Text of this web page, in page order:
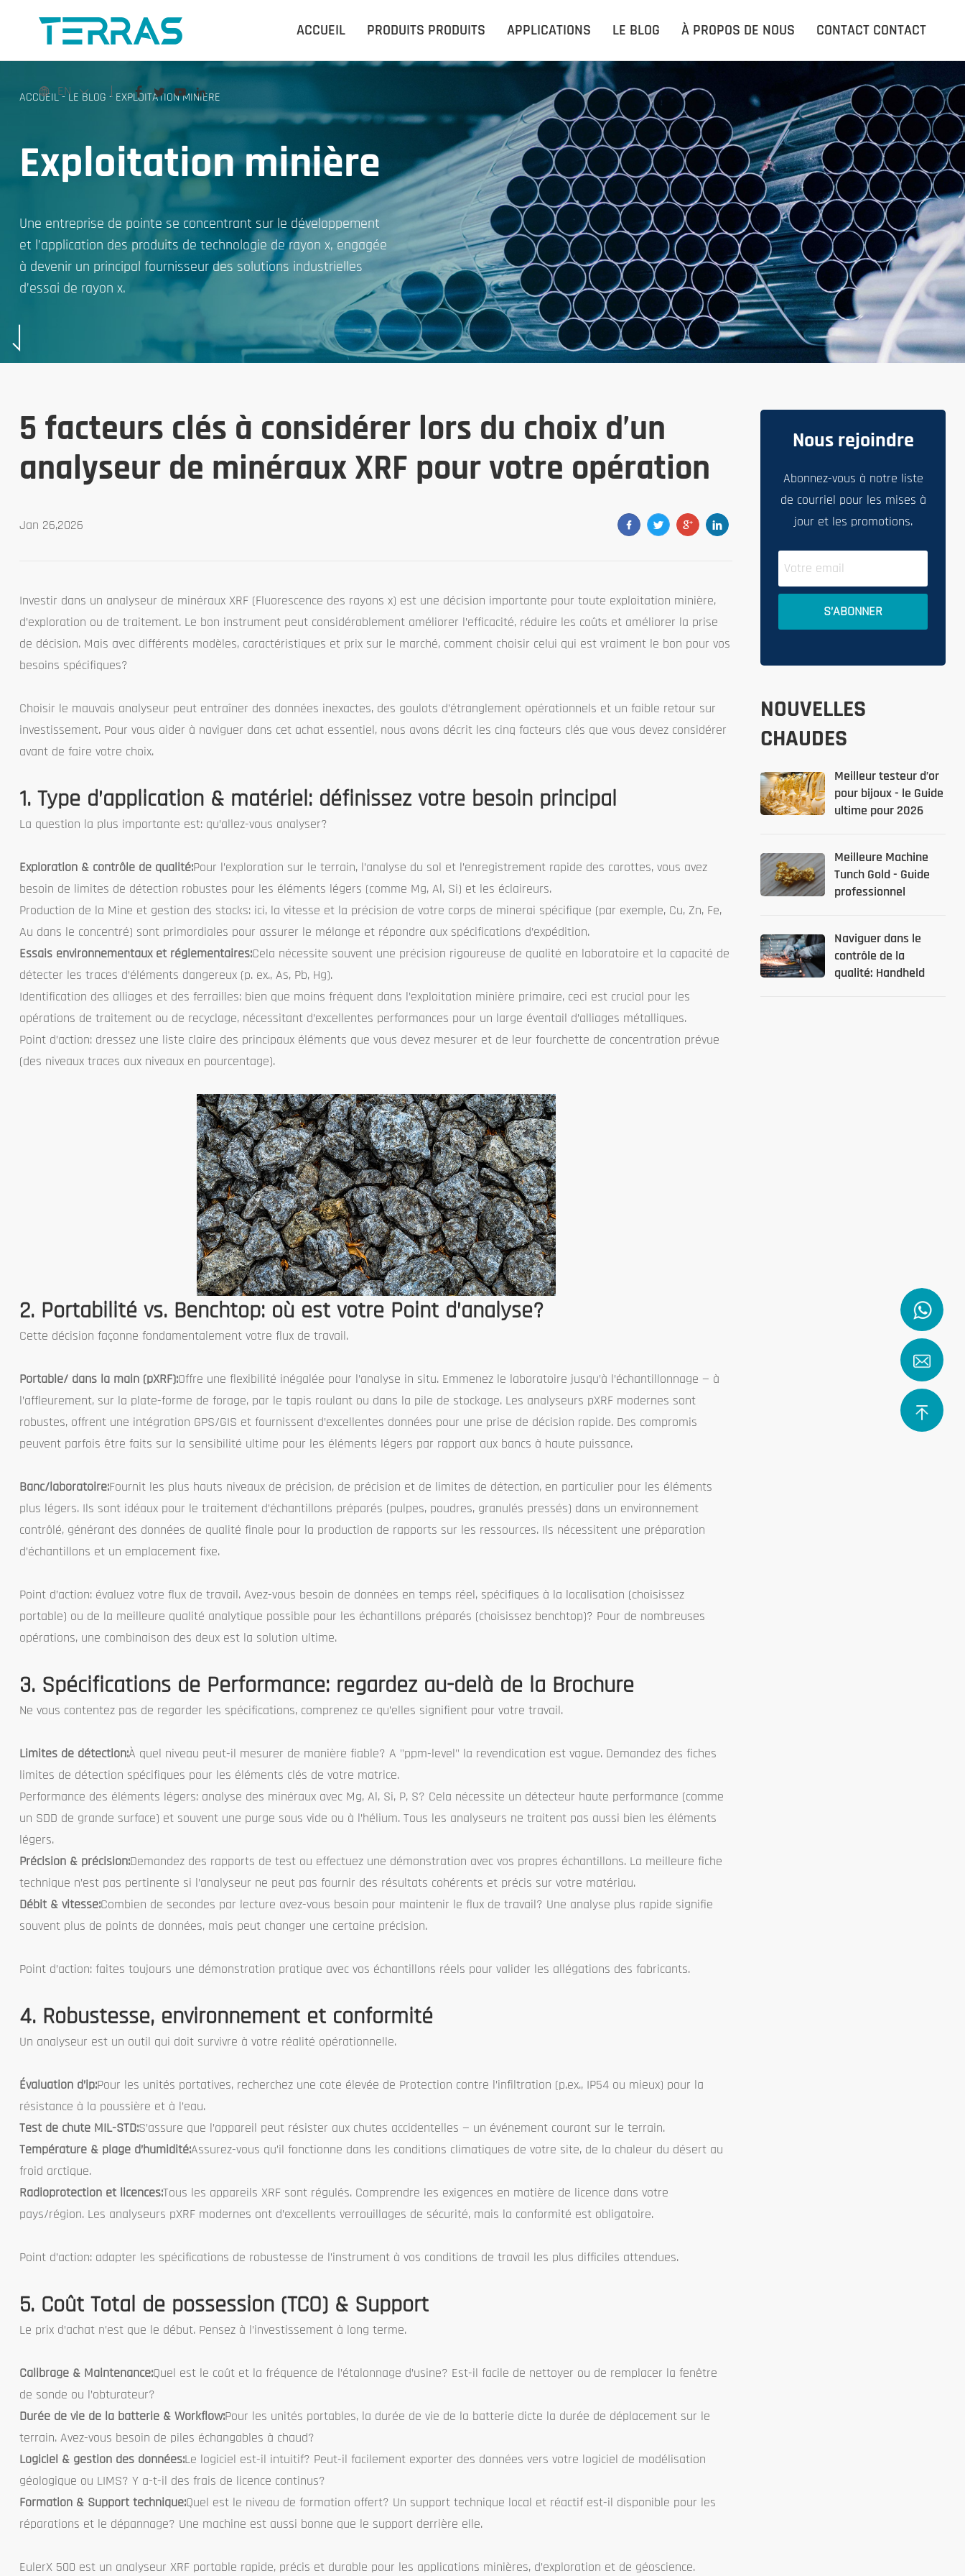
ACCUEIL PRODUITS PRODUITS APPLICATIONS LE BLOG À PROPOS DE NOUS CONTACT CONTACT
EN
ACCUEIL
PRODUITS PRODUITS
APPLICATIONS
LE BLOG
À PROPOS DE NOUS
CONTACT CONTACT
ACCUEIL-LE BLOG - EXPLOITATION MINIÈRE
Exploitation minière
Une entreprise de pointe se concentrant sur le développement
et l’application des produits de technologie de rayon x, engagée
à devenir un principal fournisseur des solutions industrielles
d’essai de rayon x.
5 facteurs clés à considérer lors du choix d’un
analyseur de minéraux XRF pour votre opération
Jan 26,2026
Investir dans un analyseur de minéraux XRF (Fluorescence des rayons x) est une décision importante pour toute exploitation minière,
d’exploration ou de traitement. Le bon instrument peut considérablement améliorer l’efficacité, réduire les coûts et améliorer la prise
de décision. Mais avec différents modèles, caractéristiques et prix sur le marché, comment choisir celui qui est vraiment le bon pour vos
besoins spécifiques?
Choisir le mauvais analyseur peut entraîner des données inexactes, des goulots d’étranglement opérationnels et un faible retour sur
investissement. Pour vous aider à naviguer dans cet achat essentiel, nous avons décrit les cinq facteurs clés que vous devez considérer
avant de faire votre choix.
1. Type d’application & matériel: définissez votre besoin principal
La question la plus importante est: qu’allez-vous analyser?
Exploration & contrôle de qualité:Pour l’exploration sur le terrain, l’analyse du sol et l’enregistrement rapide des carottes, vous avez
besoin de limites de détection robustes pour les éléments légers (comme Mg, Al, Si) et les éclaireurs.
Production de la Mine et gestion des stocks: ici, la vitesse et la précision de votre corps de minerai spécifique (par exemple, Cu, Zn, Fe,
Au dans le concentré) sont primordiales pour assurer le mélange et répondre aux spécifications d’expédition.
Essais environnementaux et réglementaires:Cela nécessite souvent une précision rigoureuse de qualité en laboratoire et la capacité de
détecter les traces d’éléments dangereux (p. ex., As, Pb, Hg).
Identification des alliages et des ferrailles: bien que moins fréquent dans l’exploitation minière primaire, ceci est crucial pour les
opérations de traitement ou de recyclage, nécessitant d’excellentes performances pour un large éventail d’alliages métalliques.
Point d’action: dressez une liste claire des principaux éléments que vous devez mesurer et de leur fourchette de concentration prévue
(des niveaux traces aux niveaux en pourcentage).
2. Portabilité vs. Benchtop: où est votre Point d’analyse?
Cette décision façonne fondamentalement votre flux de travail.
Portable/ dans la main (pXRF):Offre une flexibilité inégalée pour l’analyse in situ. Emmenez le laboratoire jusqu’à l’échantillonnage — à
l’affleurement, sur la plate-forme de forage, par le tapis roulant ou dans la pile de stockage. Les analyseurs pXRF modernes sont
robustes, offrent une intégration GPS/GIS et fournissent d’excellentes données pour une prise de décision rapide. Des compromis
peuvent parfois être faits sur la sensibilité ultime pour les éléments légers par rapport aux bancs à haute puissance.
Banc/laboratoire:Fournit les plus hauts niveaux de précision, de précision et de limites de détection, en particulier pour les éléments
plus légers. Ils sont idéaux pour le traitement d’échantillons préparés (pulpes, poudres, granulés pressés) dans un environnement
contrôlé, générant des données de qualité finale pour la production de rapports sur les ressources. Ils nécessitent une préparation
d’échantillons et un emplacement fixe.
Point d’action: évaluez votre flux de travail. Avez-vous besoin de données en temps réel, spécifiques à la localisation (choisissez
portable) ou de la meilleure qualité analytique possible pour les échantillons préparés (choisissez benchtop)? Pour de nombreuses
opérations, une combinaison des deux est la solution ultime.
3. Spécifications de Performance: regardez au-delà de la Brochure
Ne vous contentez pas de regarder les spécifications, comprenez ce qu’elles signifient pour votre travail.
Limites de détection:À quel niveau peut-il mesurer de manière fiable? A "ppm-level" la revendication est vague. Demandez des fiches
limites de détection spécifiques pour les éléments clés de votre matrice.
Performance des éléments légers: analyse des minéraux avec Mg, Al, Si, P, S? Cela nécessite un détecteur haute performance (comme
un SDD de grande surface) et souvent une purge sous vide ou à l’hélium. Tous les analyseurs ne traitent pas aussi bien les éléments
légers.
Précision & précision:Demandez des rapports de test ou effectuez une démonstration avec vos propres échantillons. La meilleure fiche
technique n’est pas pertinente si l’analyseur ne peut pas fournir des résultats cohérents et précis sur votre matériau.
Débit & vitesse:Combien de secondes par lecture avez-vous besoin pour maintenir le flux de travail? Une analyse plus rapide signifie
souvent plus de points de données, mais peut changer une certaine précision.
Point d’action: faites toujours une démonstration pratique avec vos échantillons réels pour valider les allégations des fabricants.
4. Robustesse, environnement et conformité
Un analyseur est un outil qui doit survivre à votre réalité opérationnelle.
Évaluation d’ip:Pour les unités portatives, recherchez une cote élevée de Protection contre l’infiltration (p.ex., IP54 ou mieux) pour la
résistance à la poussière et à l’eau.
Test de chute MIL-STD:S’assure que l’appareil peut résister aux chutes accidentelles — un événement courant sur le terrain.
Température & plage d’humidité:Assurez-vous qu’il fonctionne dans les conditions climatiques de votre site, de la chaleur du désert au
froid arctique.
Radioprotection et licences:Tous les appareils XRF sont régulés. Comprendre les exigences en matière de licence dans votre
pays/région. Les analyseurs pXRF modernes ont d’excellents verrouillages de sécurité, mais la conformité est obligatoire.
Point d’action: adapter les spécifications de robustesse de l’instrument à vos conditions de travail les plus difficiles attendues.
5. Coût Total de possession (TCO) & Support
Le prix d’achat n’est que le début. Pensez à l’investissement à long terme.
Calibrage & Maintenance:Quel est le coût et la fréquence de l’étalonnage d’usine? Est-il facile de nettoyer ou de remplacer la fenêtre
de sonde ou l’obturateur?
Durée de vie de la batterie & Workflow:Pour les unités portables, la durée de vie de la batterie dicte la durée de déplacement sur le
terrain. Avez-vous besoin de piles échangables à chaud?
Logiciel & gestion des données:Le logiciel est-il intuitif? Peut-il facilement exporter des données vers votre logiciel de modélisation
géologique ou LIMS? Y a-t-il des frais de licence continus?
Formation & Support technique:Quel est le niveau de formation offert? Un support technique local et réactif est-il disponible pour les
réparations et le dépannage? Une machine est aussi bonne que le support derrière elle.
EulerX 500 est un analyseur XRF portable rapide, précis et durable pour les applications minières, d’exploration et de géoscience.
Nous rejoindre
Abonnez-vous à notre liste
de courriel pour les mises à
jour et les promotions.
NOUVELLES
CHAUDES
Meilleur testeur d’or
pour bijoux - le Guide
ultime pour 2026
Meilleure Machine
Tunch Gold - Guide
professionnel
Naviguer dans le
contrôle de la
qualité: Handheld